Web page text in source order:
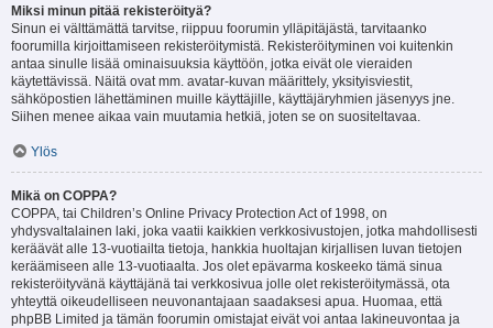
Miksi minun pitää rekisteröityä?
Sinun ei välttämättä tarvitse, riippuu foorumin ylläpitäjästä, tarvitaanko
foorumilla kirjoittamiseen rekisteröitymistä. Rekisteröityminen voi kuitenkin
antaa sinulle lisää ominaisuuksia käyttöön, jotka eivät ole vieraiden
käytettävissä. Näitä ovat mm. avatar-kuvan määrittely, yksityisviestit,
sähköpostien lähettäminen muille käyttäjille, käyttäjäryhmien jäsenyys jne.
Siihen menee aikaa vain muutamia hetkiä, joten se on suositeltavaa.
Ylös
Mikä on COPPA?
COPPA, tai Children’s Online Privacy Protection Act of 1998, on
yhdysvaltalainen laki, joka vaatii kaikkien verkkosivustojen, jotka mahdollisesti
keräävät alle 13-vuotiailta tietoja, hankkia huoltajan kirjallisen luvan tietojen
keräämiseen alle 13-vuotiaalta. Jos olet epävarma koskeeko tämä sinua
rekisteröityvänä käyttäjänä tai verkkosivua jolle olet rekisteröitymässä, ota
yhteyttä oikeudelliseen neuvonantajaan saadaksesi apua. Huomaa, että
phpBB Limited ja tämän foorumin omistajat eivät voi antaa lakineuvontaa ja